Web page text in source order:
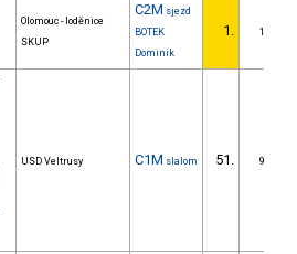
Olomouc - loděnice
SKUP
C2M sjezd
BOTEK
Dominik
1. 1/ZS
USD Veltrusy C1M slalom 51. 9/ZS